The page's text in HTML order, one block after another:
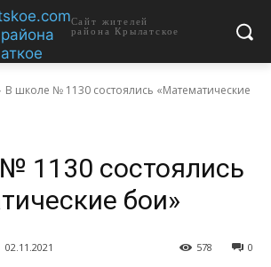
Сайт жителей
района Крылатское
В школе № 1130 состоялись «Математические
1130 состоялись
бои»
02.11.2021 0
578